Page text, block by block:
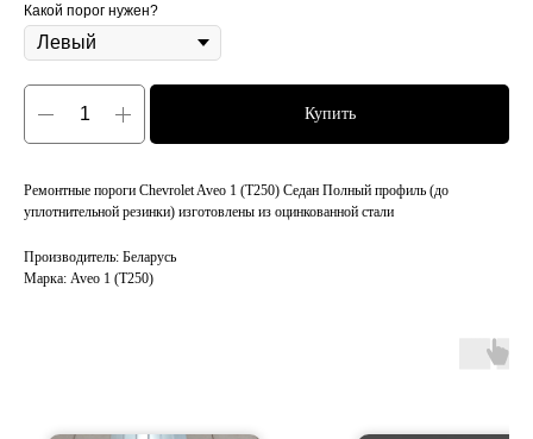
Какой порог нужен?
Купить
Ремонтные пороги Chevrolet Aveo 1 (T250) Седан Полный профиль (до
уплотнительной резинки) изготовлены из оцинкованной стали
Производитель: Беларусь
Марка: Aveo 1 (T250)